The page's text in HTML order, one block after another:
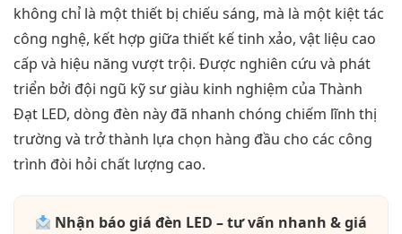
không chỉ là một thiết bị chiếu sáng, mà là một kiệt tác
công nghệ, kết hợp giữa thiết kế tinh xảo, vật liệu cao
cấp và hiệu năng vượt trội. Được nghiên cứu và phát
triển bởi đội ngũ kỹ sư giàu kinh nghiệm của Thành
Đạt LED, dòng đèn này đã nhanh chóng chiếm lĩnh thị
trường và trở thành lựa chọn hàng đầu cho các công
trình đòi hỏi chất lượng cao.
Nhận báo giá đèn LED – tư vấn nhanh & giá